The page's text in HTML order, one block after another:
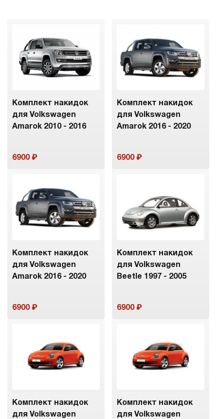
Комплект накидок
для Volkswagen
Amarok 2010 - 2016
6900
Комплект накидок
для Volkswagen
Amarok 2016 - 2020
6900
Комплект накидок
для Volkswagen
Amarok 2016 - 2020
6900
Комплект накидок
для Volkswagen
Beetle 1997 - 2005
6900
Комплект накидок
для Volkswagen
Комплект накидок
для Volkswagen